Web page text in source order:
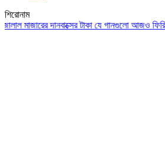
শিরোনাম
দানবাক্সের টাকাযে গানগুলো আজও ফিরিয়ে